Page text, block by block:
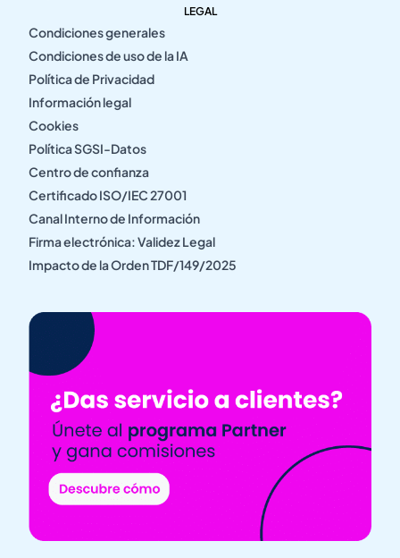
LEGAL
Condiciones generales
Condiciones de uso de la IA
Política de Privacidad
Información legal
Cookies
Política SGSI-Datos
Centro de confianza
Certificado ISO/IEC 27001
Canal Interno de Información
Firma electrónica: Validez Legal
Impacto de la Orden TDF/149/2025